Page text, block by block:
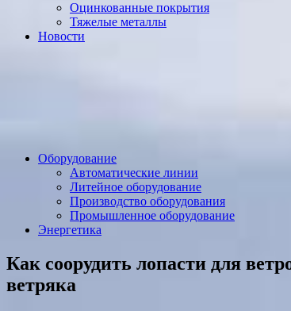
Оцинкованные покрытия
Тяжелые металлы
Новости
Оборудование
Автоматические линии
Литейное оборудование
Производство оборудования
Промышленное оборудование
Энергетика
Как соорудить лопасти для
ветряка